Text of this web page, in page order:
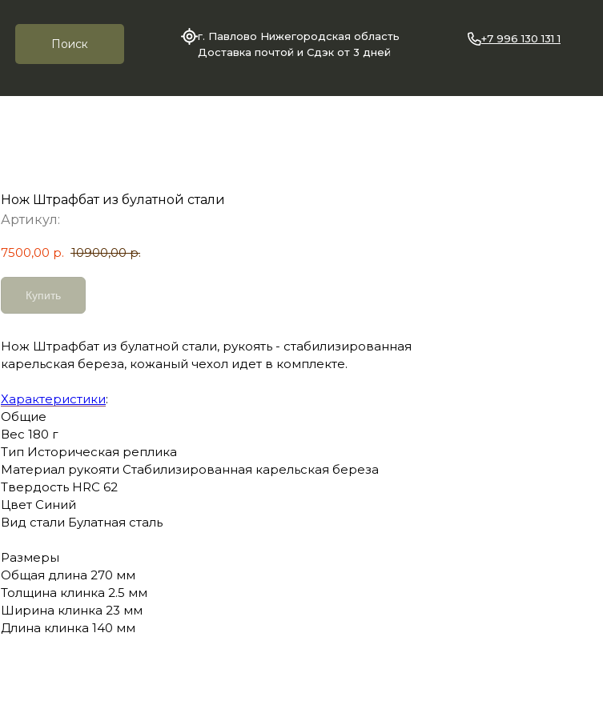
г. Павлово Нижегородская область
Доставка почтой и Сдэк от 3 дней
Поиск +7 996 130 131 1
Нож Штрафбат из булатной стали
Артикул:
7500,00 р. 10900,00 р.
Купить
Нож Штрафбат из булатной стали, рукоять - стабилизированная
карельская береза, кожаный чехол идет в комплекте.
Характеристики:
Общие
Вес 180 г
Тип Историческая реплика
Материал рукояти Стабилизированная карельская береза
Твердость HRC 62
Цвет Синий
Вид стали Булатная сталь
Размеры
Общая длина 270 мм
Толщина клинка 2.5 мм
Ширина клинка 23 мм
Длина клинка 140 мм